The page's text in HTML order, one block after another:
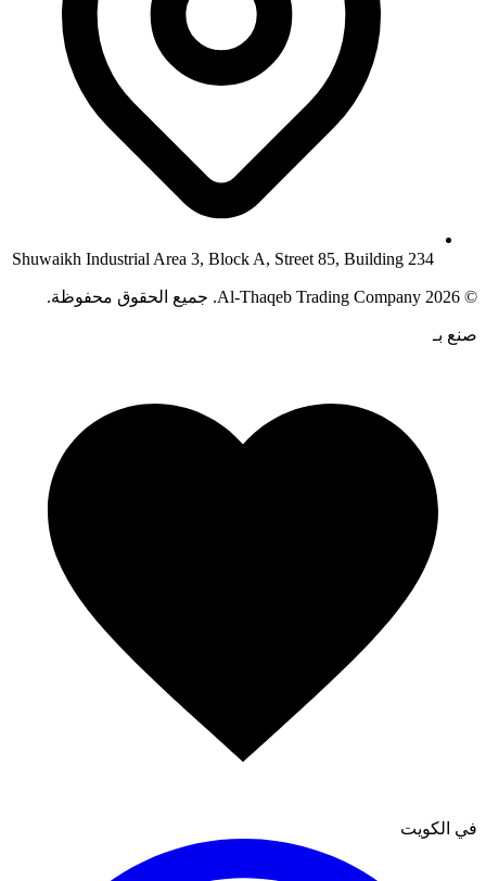
Shuwaikh Industrial Area 3, Block A, Street 85, Building 234
©
2026 جميع الحقوق محفوظة.
صنع بـ
في الكويت